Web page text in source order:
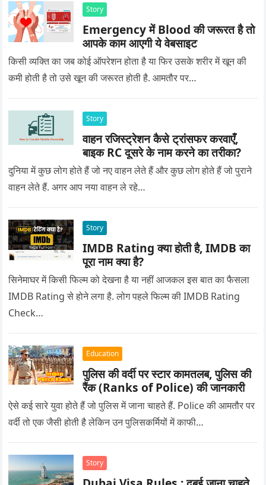
Story
Emergency में Blood की जरूरत है तो
आपके काम आएगी ये वेबसाइट
किसी व्यक्ति का जब कोई ऑपरेशन होता है या फिर उसके शरीर में खून की
कमी होती है तो उसे खून की जरूरत होती है. आमतौर पर…
Story
वाहन रजिस्ट्रेशन कैसे ट्रांसफर करवाएँ,
बाइक RC दूसरे के नाम करने का तरीका?
दुनिया में कुछ लोग होते हैं जो नए वाहन लेते हैं और कुछ लोग होते हैं जो पुराने
वाहन लेते हैं. अगर आप नया वाहन ले रहे…
Story
IMDB Rating क्या होती है, IMDB का
पूरा नाम क्या है?
सिनेमाघर में किसी फिल्म को देखना है या नहीं आजकल इस बात का फैसला
IMDB Rating से होने लगा है. लोग पहले फिल्म की IMDB Rating
Check…
Education
पुलिस की वर्दी पर स्टार कामतलब, पुलिस की
रैंक (Ranks of Police) की जानकारी
ऐसे कई सारे युवा होते हैं जो पुलिस में जाना चाहते हैं. Police की आमतौर पर
वर्दी तो एक जैसी होती है लेकिन उन पुलिसकर्मियों में काफी…
Story